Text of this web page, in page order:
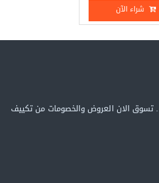
شراء الآن
تسوق الان العروض والخصومات من تكييف